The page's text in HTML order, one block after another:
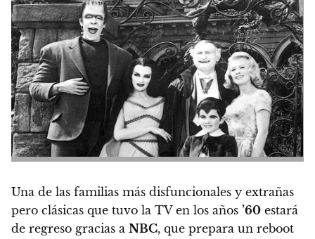
Una de las familias más disfuncionales y extrañas
pero clásicas que tuvo la TV en los años ’60 estará
de regreso gracias a NBC, que prepara un reboot